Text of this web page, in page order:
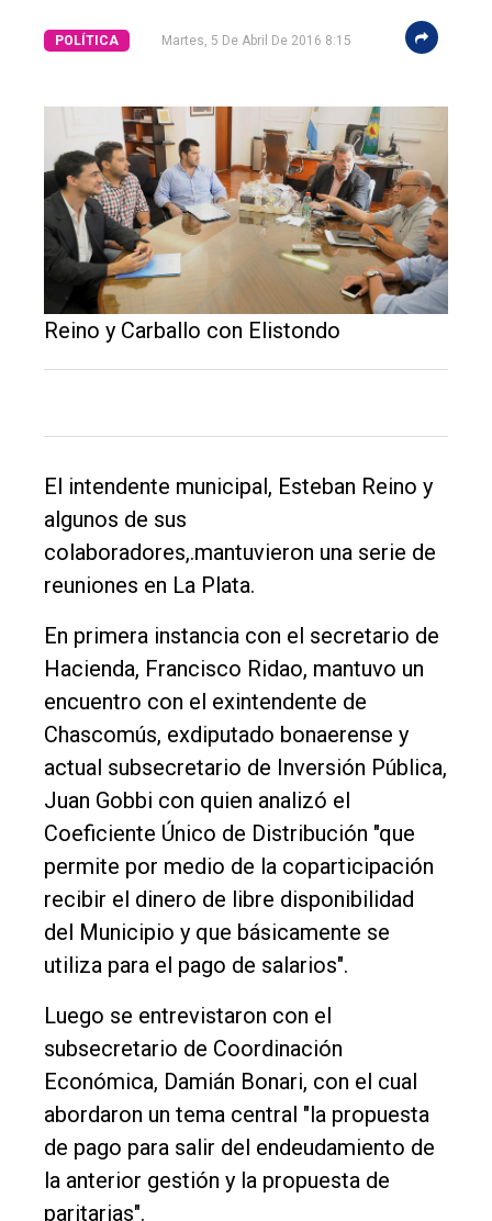
El
único
DIARIO
Balcarce
Inicio
Tendencia
Int.
Política
Cultura
Entrevistas
Rural
Deportes
Fúnebres
Edición
Empresa
Nosotros
Contacto
POLÍTICA Martes, 5 De Abril De 2016 8:15
Reino y Carballo con Elistondo
El intendente municipal, Esteban Reino y
algunos de sus
colaboradores,.mantuvieron una serie de
reuniones en La Plata.
En primera instancia con el secretario de
Hacienda, Francisco Ridao, mantuvo un
encuentro con el exintendente de
Chascomús, exdiputado bonaerense y
actual subsecretario de Inversión Pública,
Juan Gobbi con quien analizó el
Coeficiente Único de Distribución "que
permite por medio de la coparticipación
recibir el dinero de libre disponibilidad
del Municipio y que básicamente se
utiliza para el pago de salarios".
Luego se entrevistaron con el
subsecretario de Coordinación
Económica, Damián Bonari, con el cual
abordaron un tema central "la propuesta
de pago para salir del endeudamiento de
la anterior gestión y la propuesta de
paritarias".